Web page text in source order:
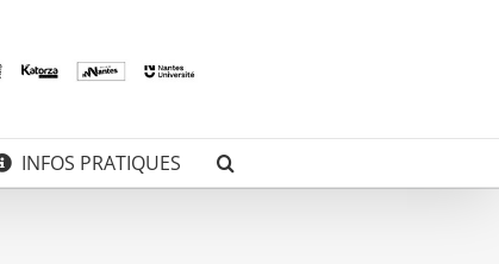
INFOS PRATIQUES